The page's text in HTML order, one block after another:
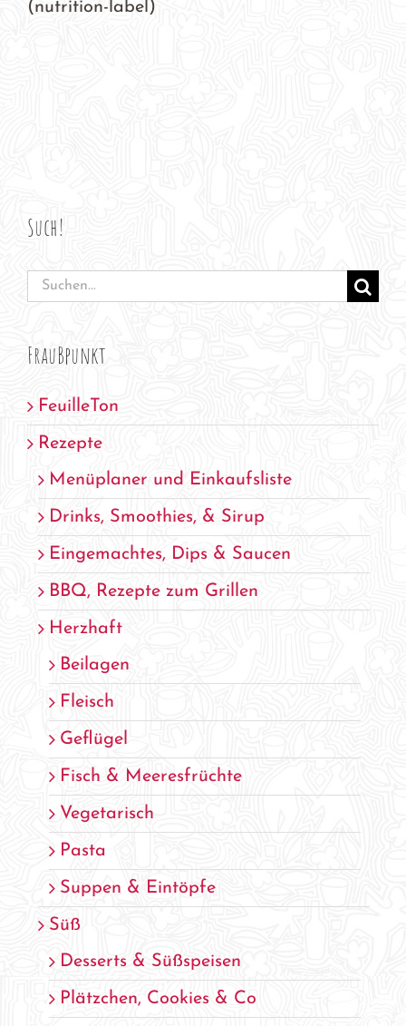
(nutrition-label)
Such!
Suche
FrauBpunkt
FeuilleTon
Rezepte
Menüplaner und Einkaufsliste
Drinks, Smoothies, & Sirup
Eingemachtes, Dips & Saucen
BBQ, Rezepte zum Grillen
Herzhaft
Beilagen
Fleisch
Geflügel
Fisch & Meeresfrüchte
Vegetarisch
Pasta
Suppen & Eintöpfe
Süß
Desserts & Süßspeisen
Plätzchen, Cookies & Co